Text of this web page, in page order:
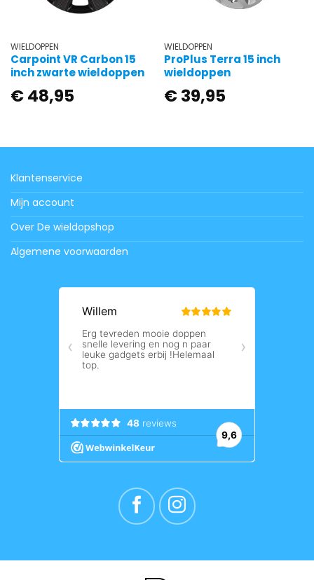
WIELDOPPEN
Carpoint VR Carbon 15
inch zwarte wieldoppen
€48,95
WIELDOPPEN
ProPlus Terra 15 inch
wieldoppen
€39,95
Klantenservice
Mijn account
Over De wieldopshop
Algemene voorwaarden